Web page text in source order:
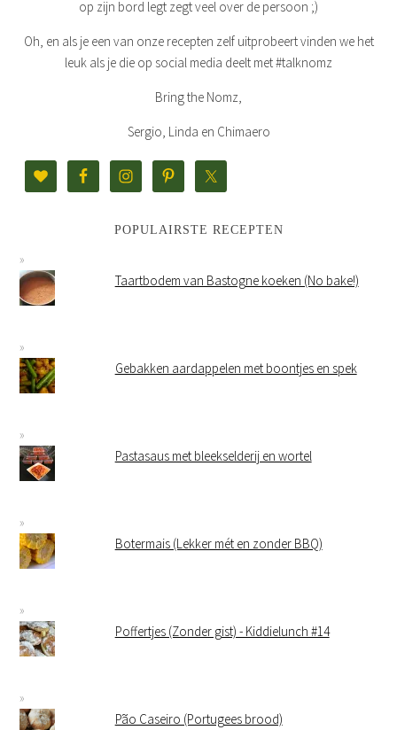
op zijn bord legt zegt veel over de persoon ;)
Oh, en als je een van onze recepten zelf uitprobeert vinden we het
leuk als je die op social media deelt met #talknomz
Bring the Nomz,
Sergio, Linda en Chimaero
POPULAIRSTE RECEPTEN
Taartbodem van Bastogne koeken (No bake!)
Gebakken aardappelen met boontjes en spek
Pastasaus met bleekselderij en wortel
Botermais (Lekker mét en zonder BBQ)
Poffertjes (Zonder gist) - Kiddielunch #14
Pão Caseiro (Portugees brood)